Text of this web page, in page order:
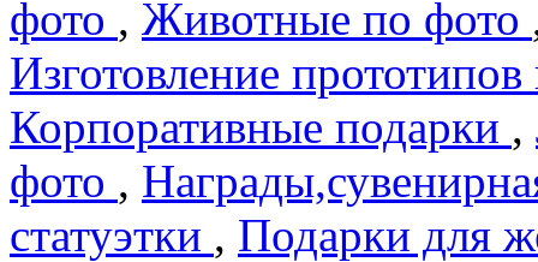
фото , Животные по фото
Изготовление
Корпоративные подарки ,
фото ,
статуэтки , Подарки для